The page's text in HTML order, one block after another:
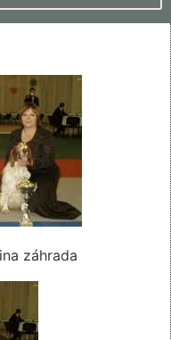
záhrada